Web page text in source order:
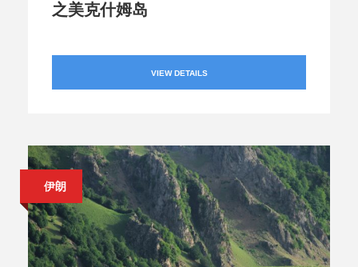
之美克什姆岛
VIEW DETAILS
伊朗